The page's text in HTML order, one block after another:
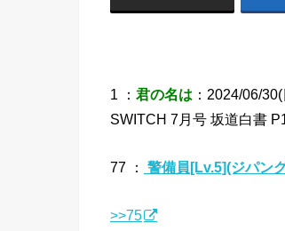
1 ： 君の名は ：2024/06/
SWITCH 7月号 坂道白書
77 ： 警備員[Lv.5](ジパン
>>75